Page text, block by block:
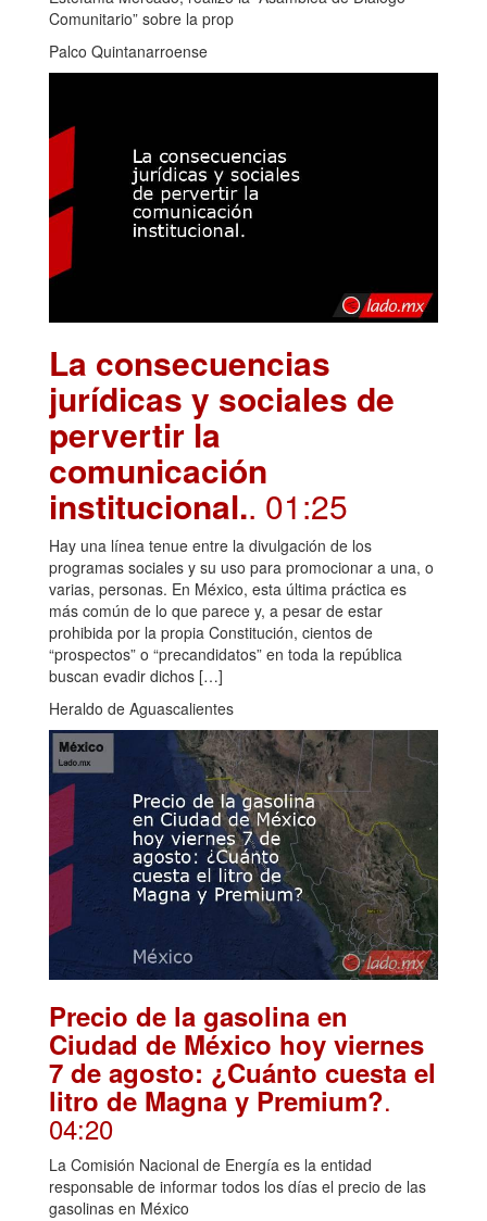
Comunitario” sobre la prop
Palco Quintanarroense
La consecuencias
jurídicas y sociales de
pervertir la
comunicación
institucional.. 01:25
Hay una línea tenue entre la divulgación de los
programas sociales y su uso para promocionar a una, o
varias, personas. En México, esta última práctica es
más común de lo que parece y, a pesar de estar
prohibida por la propia Constitución, cientos de
“prospectos” o “precandidatos” en toda la república
buscan evadir dichos […]
Heraldo de Aguascalientes
Precio de la gasolina en
Ciudad de México hoy viernes
7 de agosto: ¿Cuánto cuesta el
litro de Magna y Premium?.
04:20
La Comisión Nacional de Energía es la entidad
responsable de informar todos los días el precio de las
gasolinas en México